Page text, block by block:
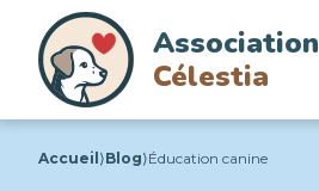
Association
Célestia
Accueil ⟩Blog⟩Éducation canine